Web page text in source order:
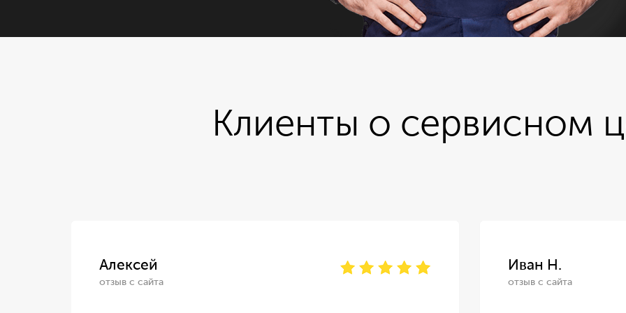
Клиенты о сервисном
Алексей
отзыв с сайта
Иван Н.
отзыв с сайта